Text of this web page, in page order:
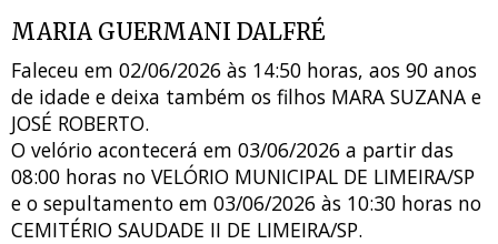
MARIA GUERMANI DALFRÉ
Faleceu em 02/06/2026 às 14:50 horas, aos 90 anos
de idade e deixa também os filhos MARA SUZANA e
JOSÉ ROBERTO.
O velório acontecerá em 03/06/2026 a partir das
08:00 horas no VELÓRIO MUNICIPAL DE LIMEIRA/SP
e o sepultamento em 03/06/2026 às 10:30 horas no
CEMITÉRIO SAUDADE II DE LIMEIRA/SP.